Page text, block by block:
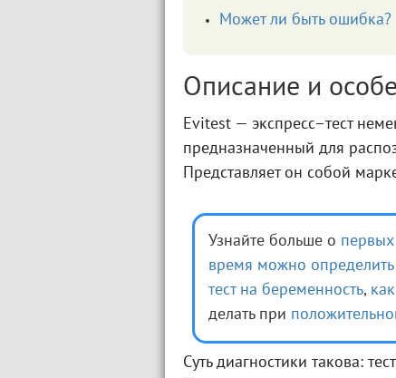
Может ли быть ошибка?
Описание и
Evitest — экспресс–тест
предназначенный для
Представляет он собой
Узнайте больше о
время можно определить
тест на беременность,
делать при
Суть диагностики такова: